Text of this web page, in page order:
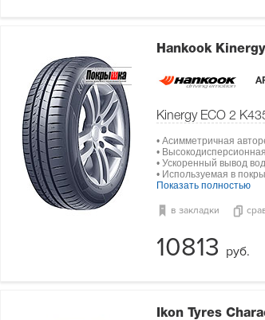
Hankook
Kinergy ECO 2
• Асимметричная
•
• Ускоренный вывод
• Используемая в
Показать полностью
в закладки
10813 руб.
Ikon Tyres